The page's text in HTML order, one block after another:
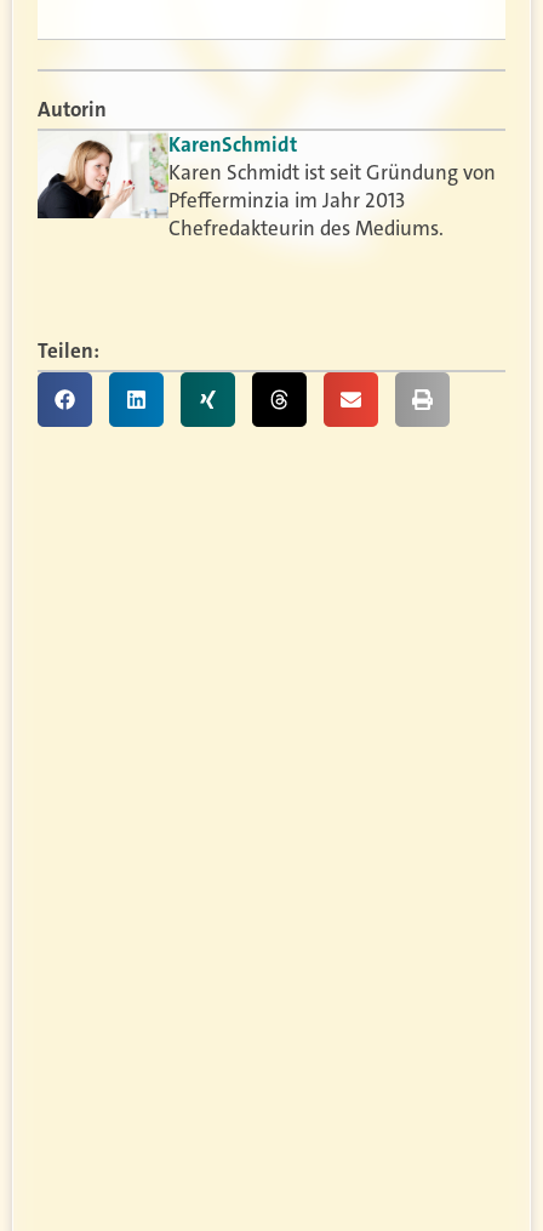
Autorin
KarenSchmidt
Karen Schmidt ist seit Gründung von
Pfefferminzia im Jahr 2013
Chefredakteurin des Mediums.
Teilen: